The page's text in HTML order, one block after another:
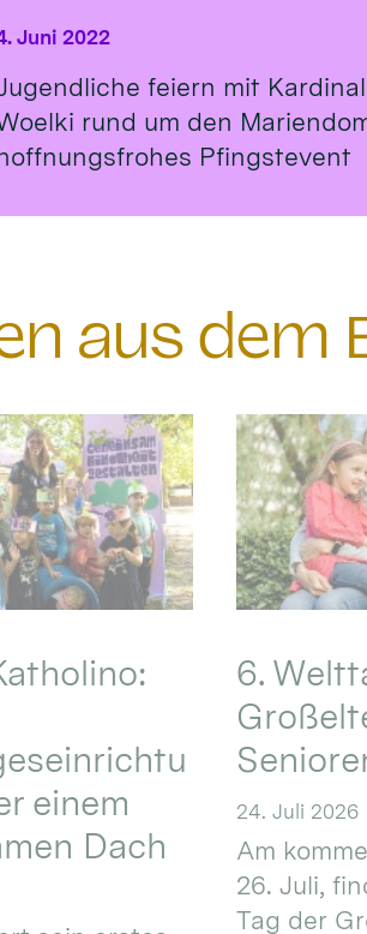
Juni 2022
feiern mit Kardinal
rund um den
Pfingstevent
aus dem
einem
Dach
6.
24. Juli 2026
Am
26. Juli,
Tag der